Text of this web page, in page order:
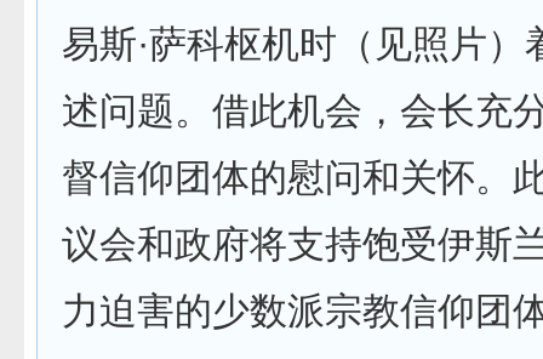
易斯·萨科枢机时（见照片）
述问题。借此机会，会长充
督信仰团体的慰问和关怀。
议会和政府将支持饱受伊斯
力迫害的少数派宗教信仰团